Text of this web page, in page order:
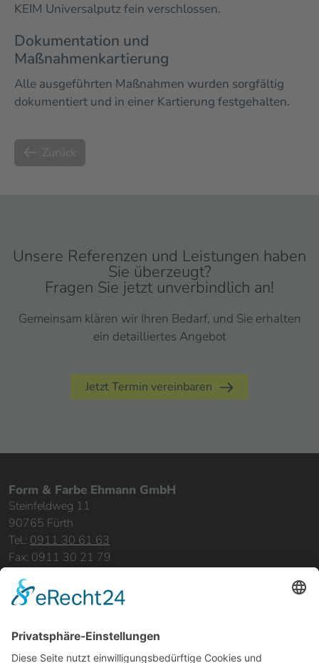
KEIM Universalputz fein verschlossen.
Dokumentation und
Maßnahmenkartierung
Alle ausgeführten Maßnahmen wurden sorgfältig
dokumentiert und in einer Kartierung festgehalten.
Zurück
Unsere Referenzen und Leistungen haben
Sie überzeugt?
Fragen Sie jetzt unverbindlich an!
Gemeinsam klären wir Ihren Bedarf, und Sie erhalten
ein detailliertes Angebot
Jetzt Termin vereinbaren
Form & Farbe Ehmann GmbH
Steinfeldweg 11
90765 Fürth
Tel.: 0911 30 61 63
Fax: 0911 30 21 79
Sitemap:
Leistungen
Bereiche & Objekte